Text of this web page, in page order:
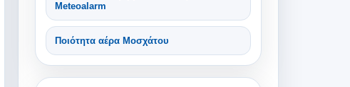
Meteoalarm
Ποιότητα αέρα Μοσχάτου